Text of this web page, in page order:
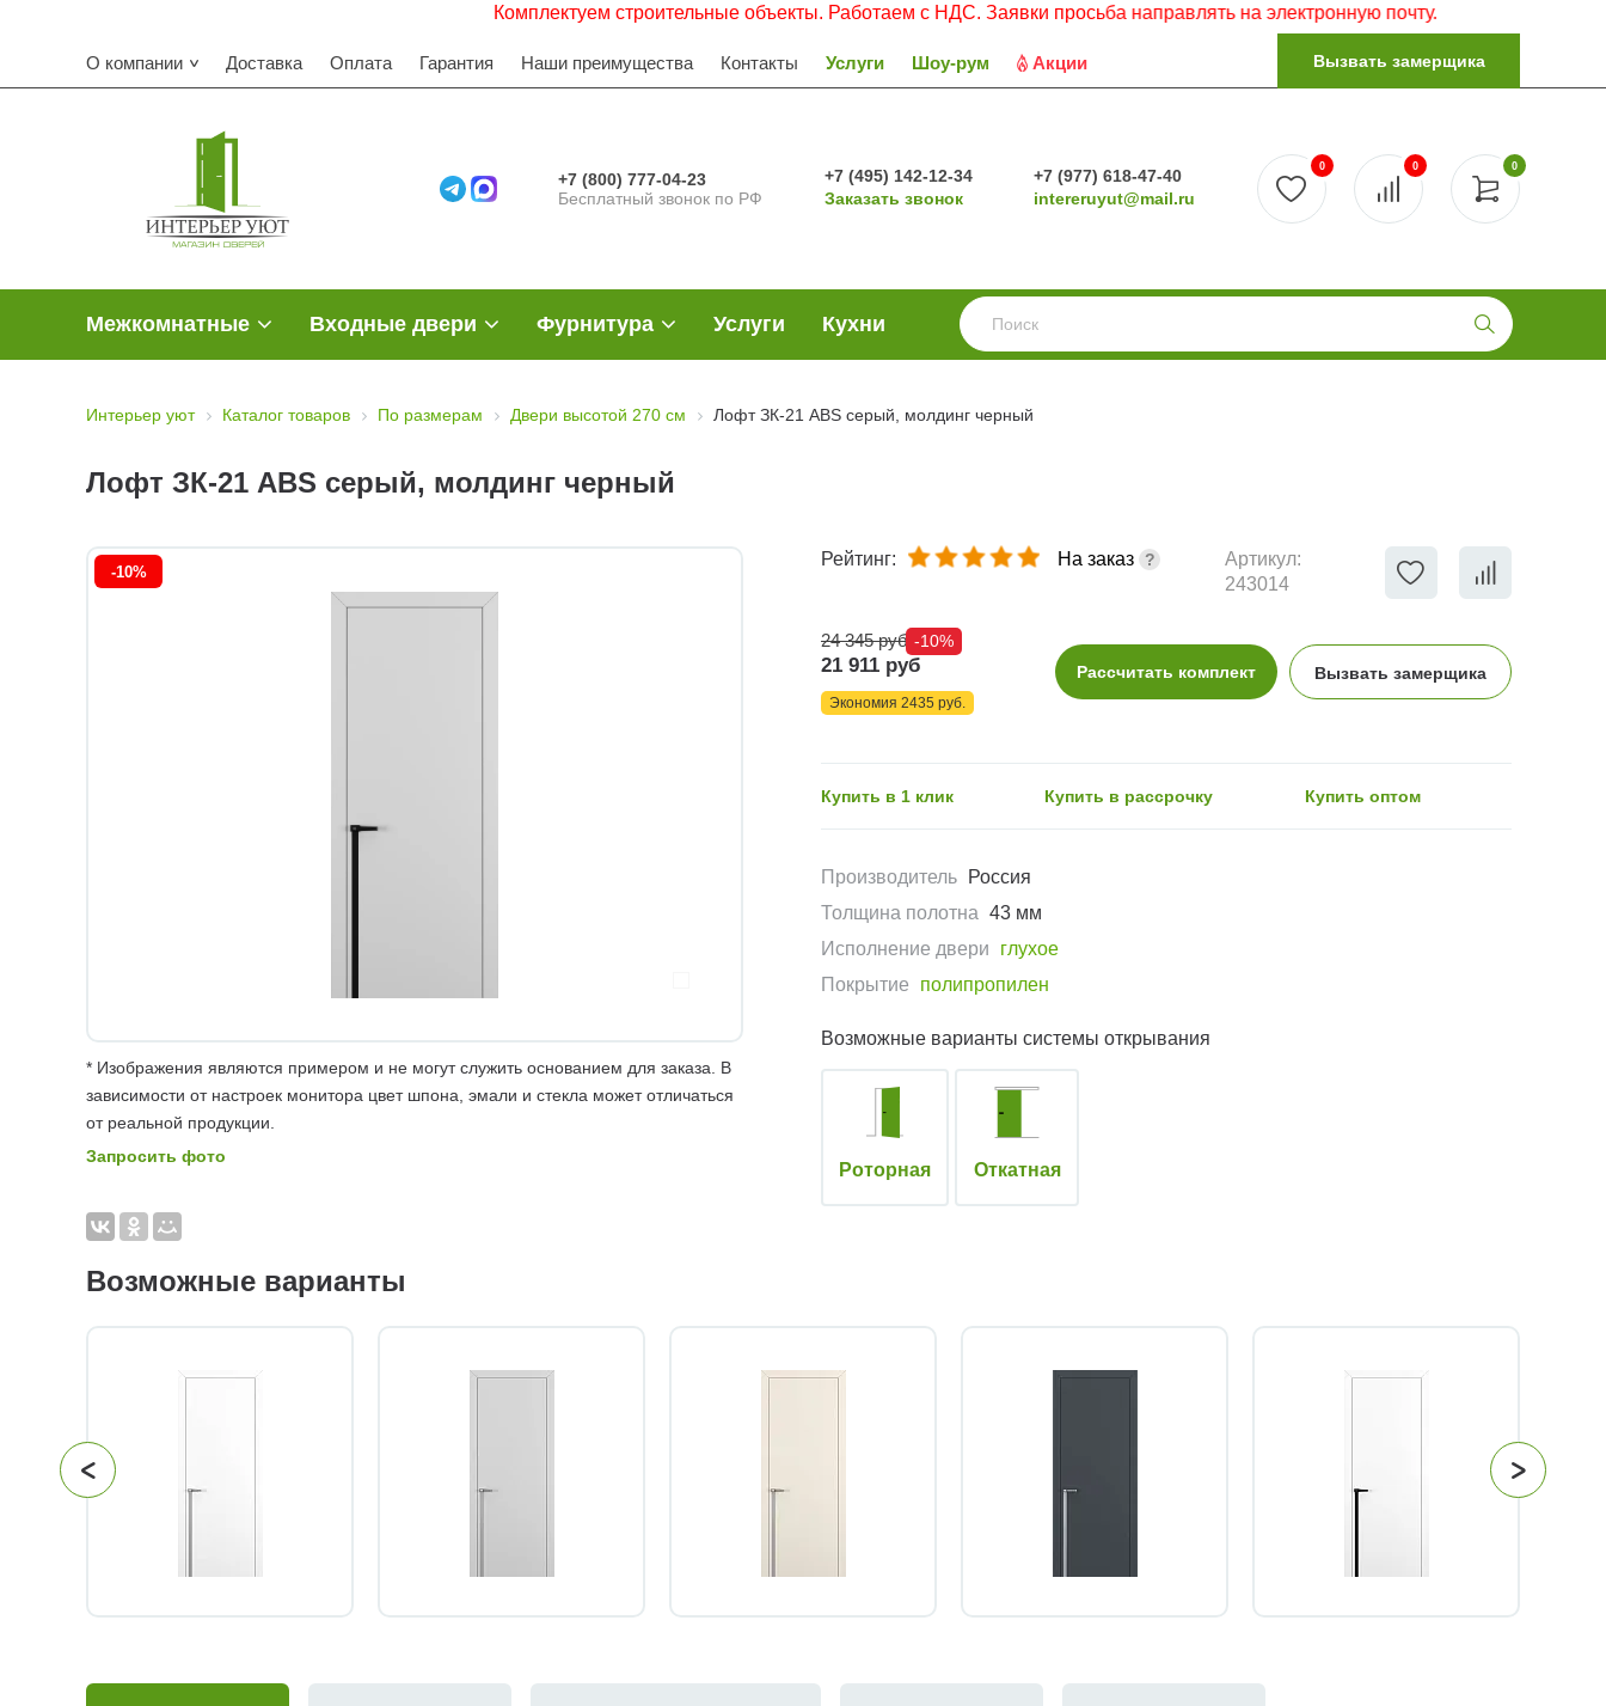
Комплектуем строительные объекты. Работаем с НДС. Заявки просьба направлять на электронную почту.
О компании Доставка Оплата Гарантия Наши преимущества Контакты Услуги Шоу-рум Акции Вызвать замерщика
+7 (800) 777-04-23
Бесплатный звонок по РФ
+7 (495) 142-12-34
Заказать звонок
+7 (977) 618-47-40
intereruyut@mail.ru
0
0 0
Межкомнатные Входные двери Фурнитура Услуги Кухни
Интерьер уют Каталог товаров По размерам Двери высотой 270 см Лофт ЗК-21 ABS серый, молдинг черный
Лофт ЗК-21 ABS серый, молдинг черный
-10%
* Изображения являются примером и не могут служить основанием для заказа. В
зависимости от настроек монитора цвет шпона, эмали и стекла может отличаться
от реальной продукции.
Запросить фото
Рейтинг: На заказ
Артикул:
243014
24 345 руб -10%
21 911 руб
Экономия 2435 руб.
Рассчитать комплект Вызвать замерщика
Купить в 1 клик Купить в рассрочку Купить оптом
Производитель
Россия
Толщина полотна 43 мм
Исполнение двери
глухое
Покрытие
полипропилен
Возможные варианты системы открывания
Роторная Откатная
Возможные варианты